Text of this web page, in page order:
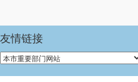
友情链接